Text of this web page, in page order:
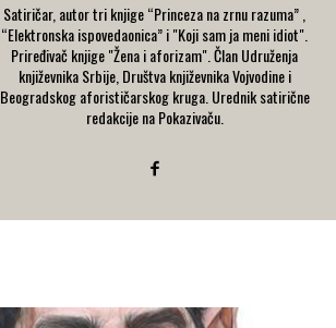
Satiričar, autor tri knjige “Princeza na zrnu razuma” ,
“Elektronska ispovedaonica” i "Koji sam ja meni idiot".
Priređivač knjige "Žena i aforizam". Član Udruženja
književnika Srbije, Društva književnika Vojvodine i
Beogradskog aforističarskog kruga. Urednik satirične
redakcije na Pokazivaču.